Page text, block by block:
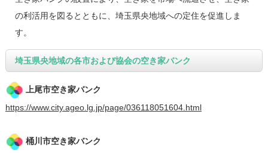
の利活用を図るとともに、埼玉県央地域への定住を促進しま
す。
埼玉県央地域の各市および協会の空き家バンク
上尾市空き家バンク
https://www.city.ageo.lg.jp/page/036118051604.html
桶川市空き家バンク